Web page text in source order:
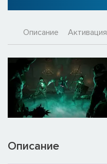
Описание Активация
Описание